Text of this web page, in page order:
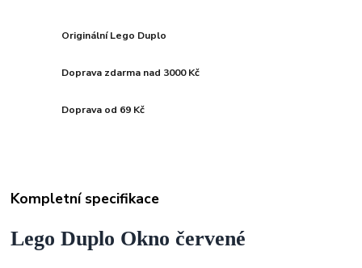
Originální Lego Duplo
Doprava zdarma nad 3000 Kč
Doprava od 69 Kč
Kompletní specifikace
Lego Duplo Okno červené